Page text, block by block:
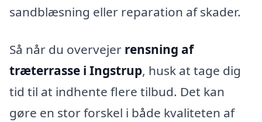
sandblæsning eller reparation af skader.
Så når du overvejer rensning af
træterrasse i Ingstrup, husk at tage dig
tid til at indhente flere tilbud. Det kan
gøre en stor forskel i både kvaliteten af